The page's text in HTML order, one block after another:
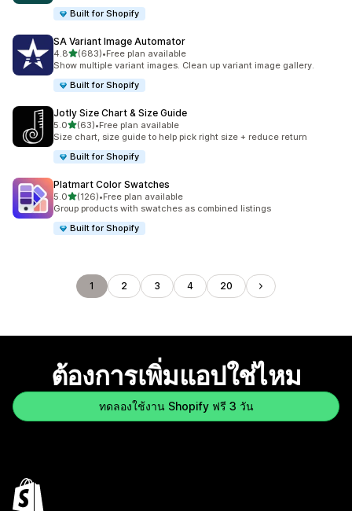
Built for Shopify
SA Variant Image Automator
4.8เต็ม 5 ดาว
(683)
ทั้งหมด 683 รีวิว
•Free plan available
Show multiple variant images. Clean up variant image gallery.
Built for Shopify
Jotly Size Chart & Size Guide
5.0เต็ม 5 ดาว
(63)
ทั้งหมด 63 รีวิว
•Free plan available
Size chart, size guide to help pick right size + reduce return
Built for Shopify
Platmart Color Swatches
5.0เต็ม 5 ดาว
(126)
ทั้งหมด 126 รีวิว
•Free plan available
Group products with swatches as combined listings
Built for Shopify
1 2 3 4 20
ต้องการเพิ่มแอปใช่ไหม
ทดลองใช้งาน Shopify ฟรี 3 วัน